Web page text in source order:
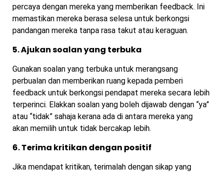
percaya dengan mereka yang memberikan feedback. Ini
memastikan mereka berasa selesa untuk berkongsi
pandangan mereka tanpa rasa takut atau keraguan.
5. Ajukan soalan yang terbuka
Gunakan soalan yang terbuka untuk merangsang
perbualan dan memberikan ruang kepada pemberi
feedback untuk berkongsi pendapat mereka secara lebih
terperinci. Elakkan soalan yang boleh dijawab dengan “ya”
atau “tidak” sahaja kerana ada di antara mereka yang
akan memilih untuk tidak bercakap lebih.
6. Terima kritikan dengan positif
Jika mendapat kritikan, terimalah dengan sikap yang